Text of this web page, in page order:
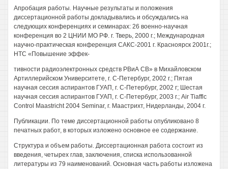
Апробация работы. Научные результаты и положения
диссертационной работы докладывались и обсуждались на
следующих конференциях и семинарах: 26 военно-научная
конференция во 2 ЦНИИ МО РФ. г. Тверь, 2000 г.; Международная
научно-практическая конференция САКС-2001 г. Красноярск 2001г.;
НТС «Повышение эффек-
тивности радиоэлектронных средств РВиА СВ» в Михайловском
Артиллерийском Университете, г. С-Петербург, 2002 г.; Пятая
научная сессия аспирантов ГУАП, г. С-Петербург, 2002 г; Шестая
научная сессия аспирантов ГУАП, г. С-Петербург, 2003 г.; Air Tiafflc
Control Maastricht 2004 Seminar, г. Маастрихт, Нидерланды, 2004 г.
Публикации. По теме диссертационной работы опубликовано 8
печатных работ, в которых изложено основное ее содержание.
Структура и объем работы. Диссертационная работа состоит из
введения, четырех глав, заключения, списка использованной
литературы из 79 наименований. Основная часть работы изложена